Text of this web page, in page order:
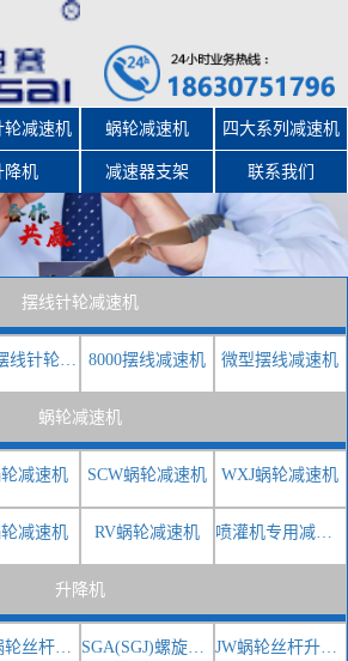
轮减速机 蜗轮减速机 四大系列减速机
降机 减速器支架 联系我们
摆线针轮减速机
B系列摆线针轮减速机 8000摆线减速机 微型摆线减速机
蜗轮减速机
减速机 SCW蜗轮减速机 WXJ蜗轮减速机
减速机 RV蜗轮减速机 喷灌机专用减速器
升降机
SWL 蜗轮丝杆升降机 JW蜗轮丝杆升降机